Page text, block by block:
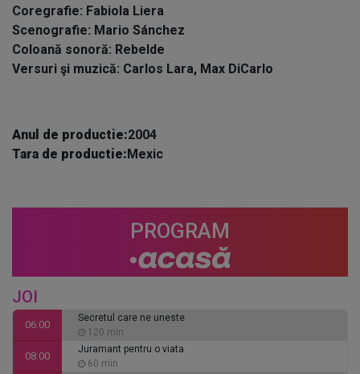
Coregrafie: Fabiola Liera
Scenografie: Mario Sánchez
Coloană sonoră: Rebelde
Versuri şi muzică: Carlos Lara, Max DiCarlo
Anul de productie:2004
Tara de productie:Mexic
PROGRAM
JOI
06:00
Secretul care ne uneste
120 min
08:00
Juramant pentru o viata
60 min